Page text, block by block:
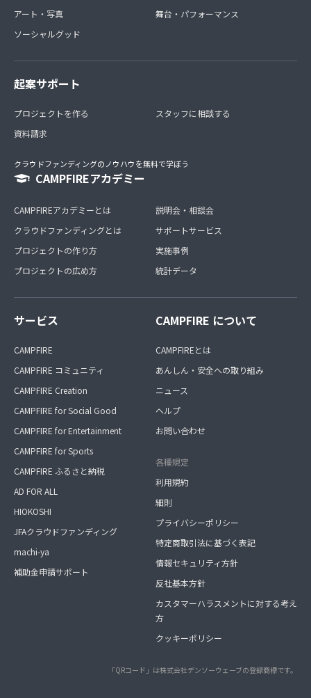
アート・写真
ソーシャルグッド
舞台・パフォーマンス
起案サポート
プロジェクトを作る
資料請求
スタッフに相談する
クラウドファンディングのノウハウを無料で学ぼう
CAMPFIREアカデミー
CAMPFIREアカデミーとは
クラウドファンディングとは
プロジェクトの作り方
プロジェクトの広め方
説明会・相談会
サポートサービス
実施事例
統計データ
サービス
CAMPFIRE
CAMPFIRE コミュニティ
CAMPFIRE Creation
CAMPFIRE for Social Good
CAMPFIRE for Entertainment
CAMPFIRE for Sports
CAMPFIRE ふるさと納税
AD FOR ALL
HIOKOSHI
JFAクラウドファンディング
machi-ya
補助金申請サポート
CAMPFIRE について
CAMPFIREとは
あんしん・安全への取り組み
ニュース
ヘルプ
お問い合わせ
各種規定
利用規約
細則
プライバシーポリシー
特定商取引法に基づく表記
情報セキュリティ方針
反社基本方針
カスタマーハラスメントに対する考え
方
クッキーポリシー
「QRコード」は株式会社デンソーウェーブの登録商標です。